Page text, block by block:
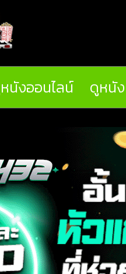
นังออนไลน์ ดูหนั